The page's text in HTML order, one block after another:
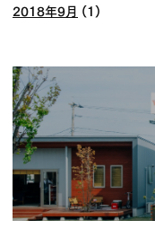
2018年9月 (1)